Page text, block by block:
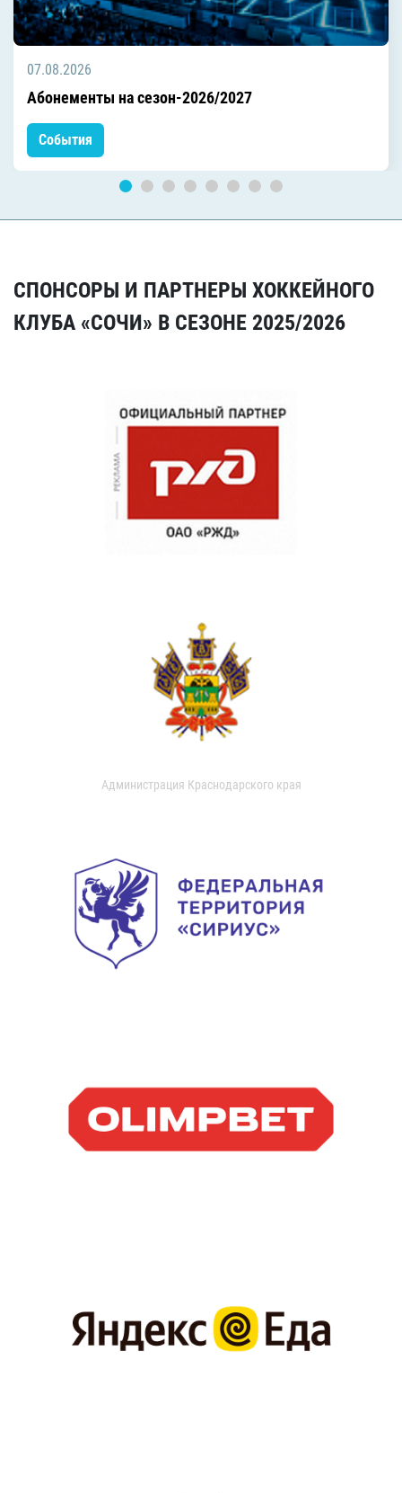
07.08.2026
Абонементы на сезон-2026/2027
События
СПОНСОРЫ И ПАРТНЕРЫ ХОККЕЙНОГО
КЛУБА «СОЧИ» В СЕЗОНЕ 2025/2026
Администрация Краснодарского края